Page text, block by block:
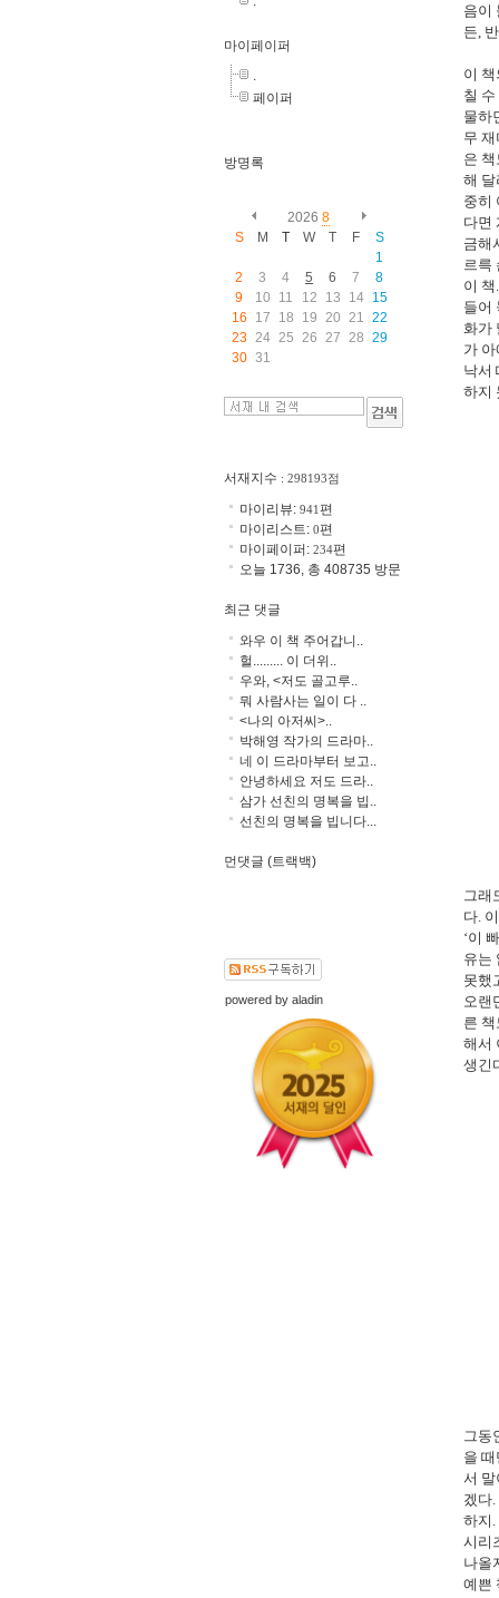
음이
든,
이
칠
물하
무
은 책
해 달
중히
다면
금해
르륵
이 책 .
들어
화가
가
낙서
하지
그래
다.
‘이
유는
못했
오랜
른
해서
생긴
그동
을 때
서 말
겠다.
하지 .
시리
나올
예쁜
마이페이퍼
페이퍼
방명록
2026 8
S
M T W T F
S
1
2
3 4 5 6 7
8
9
10 11 12 13 14
15
16
17 18 19 20 21
22
23
24 25 26 27 28 29
30 31
서재지수 : 298193점
마이리뷰: 941편
마이리스트: 0편
마이페이퍼: 234편
오늘 1736, 총 408735 방문
최근 댓글
와우 이 책 주어갑니..
헐......... 이 더위..
우와, <저도 골고루..
뭐 사람사는 일이 다 ..
<나의 아저씨>..
박해영 작가의 드라마..
네 이 드라마부터 보고..
안녕하세요 저도 드라..
삼가 선친의 명복을 빕..
선친의 명복을 빕니다...
먼댓글 (트랙백)
powered by aladin